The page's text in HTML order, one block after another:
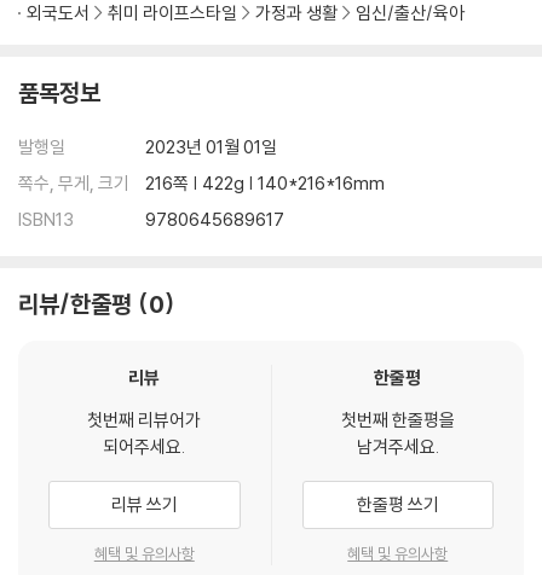
외국도서 취미 라이프스타일 가정과 생활 임신/출산/육아
품목정보
발행일
2023년 01월 01일
쪽수, 무게, 크기
216쪽 | 422g | 140*216*16mm
ISBN13
9780645689617
리뷰/한줄평 0
리뷰
첫번째 리뷰어가
되어주세요.
리뷰 쓰기
혜택 및 유의사항
한줄평
첫번째 한줄평을
남겨주세요.
한줄평 쓰기
혜택 및 유의사항